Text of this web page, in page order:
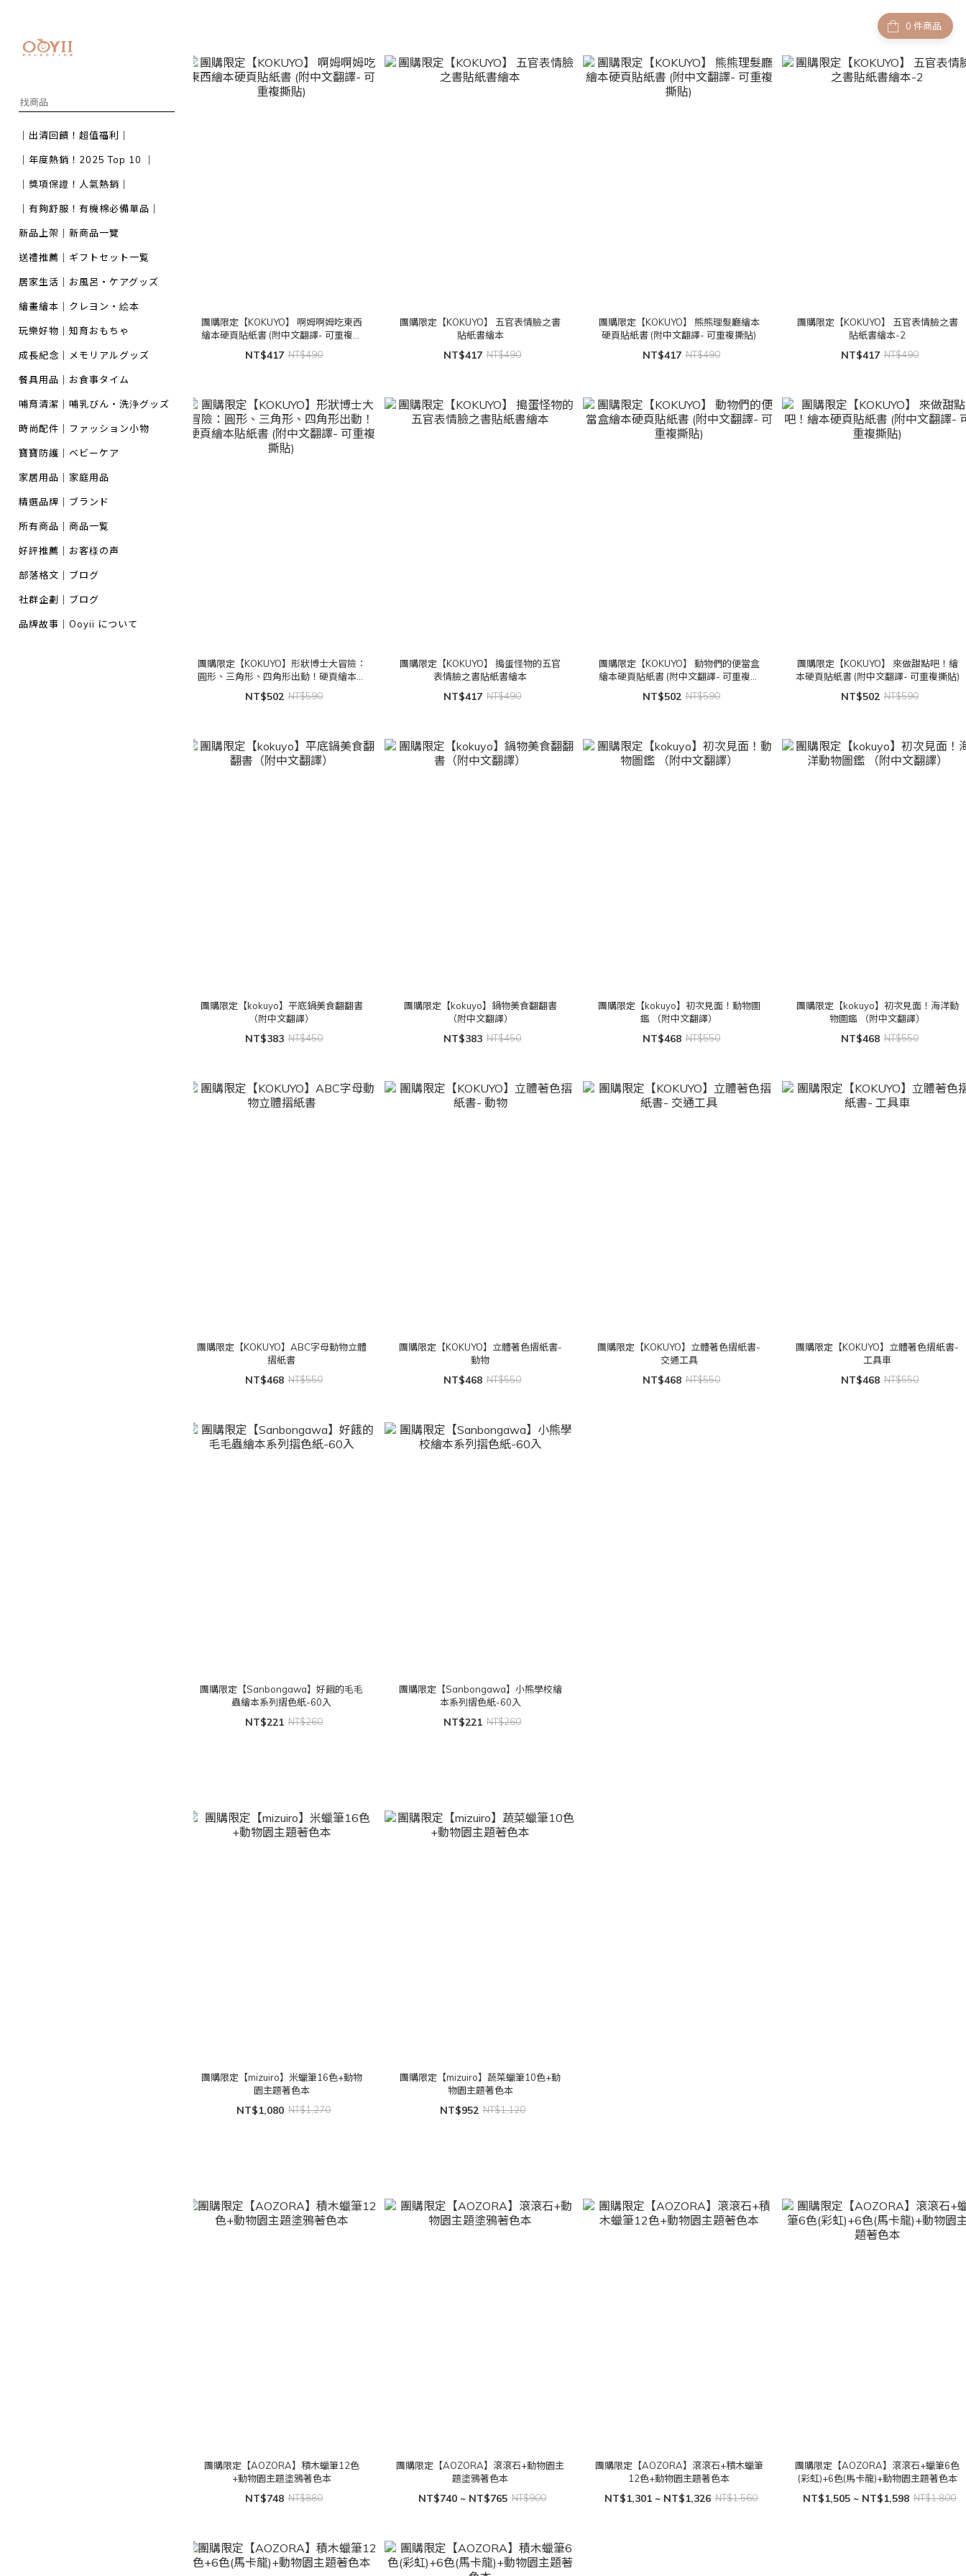
｜出清回饋！超值福利｜
｜年度熱銷！2025 Top 10 ｜
｜獎項保證！人氣熱銷｜
｜有夠舒服！有機棉必備單品｜
新品上架｜新商品一覽
送禮推薦｜ギフトセット一覧
居家生活｜お風呂・ケアグッズ
繪畫繪本｜クレヨン・絵本
玩樂好物｜知育おもちゃ
成長紀念｜メモリアルグッズ
餐具用品｜お食事タイム
哺育清潔｜哺乳びん・洗浄グッズ
時尚配件｜ファッション小物
寶寶防護｜ベビーケア
家居用品｜家庭用品
精選品牌｜ブランド
所有商品｜商品一覧
好評推薦｜お客様の声
部落格文｜ブログ
社群企劃｜ブログ
品牌故事｜Ooyii について
件商品
團購限定【KOKUYO】 啊姆啊姆吃東西
繪本硬頁貼紙書 (附中文翻譯- 可重複撕
NT$417 NT$490
團購限定【KOKUYO】 五官表情臉之書
貼紙書繪本
NT$417 NT$490
團購限定【KOKUYO】 熊熊理髮廳繪本
硬頁貼紙書 (附中文翻譯- 可重複撕貼)
NT$417 NT$490
團購限定【KOKUYO】 五官表情臉之書
貼紙書繪本-2
NT$417 NT$490
團購限定【KOKUYO】形狀博士大冒險：
圓形、三角形、四角形出動！硬頁繪本貼
紙書 (附中文翻譯- 可重複撕貼)
NT$502 NT$590
團購限定【KOKUYO】 搗蛋怪物的五官
表情臉之書貼紙書繪本
NT$417 NT$490
團購限定【KOKUYO】 動物們的便當盒
繪本硬頁貼紙書 (附中文翻譯- 可重複撕
NT$502 NT$590
團購限定【KOKUYO】 來做甜點吧！繪
本硬頁貼紙書 (附中文翻譯- 可重複撕貼)
NT$502 NT$590
團購限定【kokuyo】平底鍋美食翻翻書
（附中文翻譯）
NT$383 NT$450
團購限定【kokuyo】鍋物美食翻翻書
（附中文翻譯）
NT$383 NT$450
團購限定【kokuyo】初次見面！動物圖
鑑 （附中文翻譯）
NT$468 NT$550
團購限定【kokuyo】初次見面！海洋動
物圖鑑 （附中文翻譯）
NT$468 NT$550
團購限定【KOKUYO】ABC字母動物立體
摺紙書
NT$468 NT$550
團購限定【KOKUYO】立體著色摺紙書-
動物
NT$468 NT$550
團購限定【KOKUYO】立體著色摺紙書-
交通工具
NT$468 NT$550
團購限定【KOKUYO】立體著色摺紙書-
工具車
NT$468 NT$550
團購限定【Sanbongawa】好餓的毛毛
蟲繪本系列摺色紙-60入
NT$221 NT$260
團購限定【Sanbongawa】小熊學校繪
本系列摺色紙-60入
NT$221 NT$260
團購限定【mizuiro】米蠟筆16色+動物
園主題著色本
NT$1,080 NT$1,270
團購限定【mizuiro】蔬菜蠟筆10色+動
物園主題著色本
NT$952 NT$1,120
團購限定【AOZORA】積木蠟筆12色
+動物園主題塗鴉著色本
NT$748 NT$880
團購限定【AOZORA】滾滾石+動物園主
題塗鴉著色本
NT$740 ~ NT$765 NT$900
團購限定【AOZORA】滾滾石+積木蠟筆
12色+動物園主題著色本
NT$1,301 ~ NT$1,326 NT$1,560
團購限定【AOZORA】滾滾石+蠟筆6色
(彩虹)+6色(馬卡龍)+動物園主題著色本
NT$1,505 ~ NT$1,598 NT$1,800